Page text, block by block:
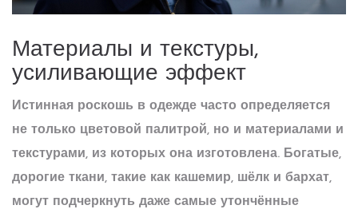
Материалы и текстуры,
усиливающие эффект
Истинная роскошь в одежде часто определяется
не только цветовой палитрой, но и материалами и
текстурами, из которых она изготовлена. Богатые,
дорогие ткани, такие как кашемир, шёлк и бархат,
могут подчеркнуть даже самые утончённые